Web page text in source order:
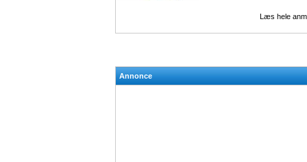
Læs hele
Annonce